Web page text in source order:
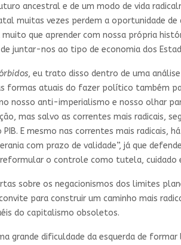
ancestral e de um modo de vida
muitas vezes perdem a oportunidade
muito que aprender com nossa própria
juntar-nos ao tipo de economia dos
, eu trato disso dentro de uma
formas atuais do fazer político também
nosso anti-imperialismo e nosso olhar
mas salvo as correntes mais radicais,
PIB. E mesmo nas correntes mais
com prazo de validade”, já que
o controle como tutela, cuidado
sobre os negacionismos dos limites
para construir um caminho mais
do capitalismo obsoletos.
grande dificuldade da esquerda de